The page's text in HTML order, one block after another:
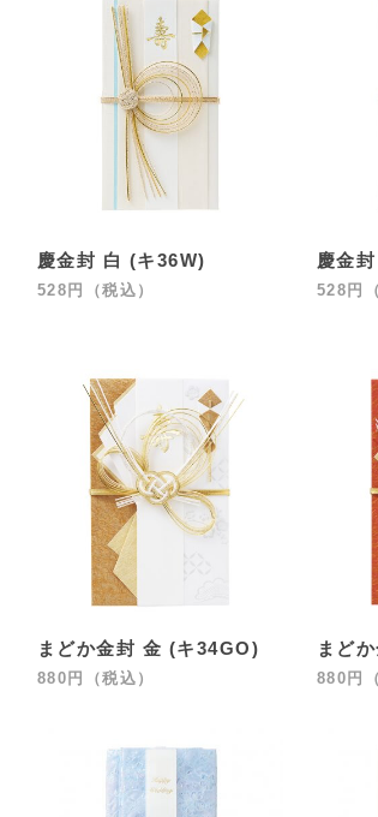
慶金封 白 (キ36W)
528円（税込）
慶金
528円
まどか金封 金 (キ34GO)
880円（税込）
まど
880円